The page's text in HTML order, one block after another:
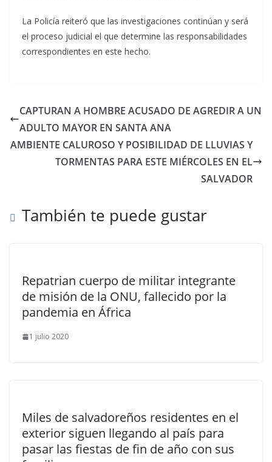
La Policía reiteró que las investigaciones continúan y será
el proceso judicial el que determine las responsabilidades
correspondientes en este hecho.
CAPTURAN A HOMBRE ACUSADO DE AGREDIR A UN
ADULTO MAYOR EN SANTA ANA
AMBIENTE CALUROSO Y POSIBILIDAD DE LLUVIAS Y
TORMENTAS PARA ESTE MIÉRCOLES EN EL
SALVADOR
También te puede gustar
Repatrian cuerpo de militar integrante
de misión de la ONU, fallecido por la
pandemia en África
1 julio 2020
Miles de salvadoreños residentes en el
exterior siguen llegando al país para
pasar las fiestas de fin de año con sus